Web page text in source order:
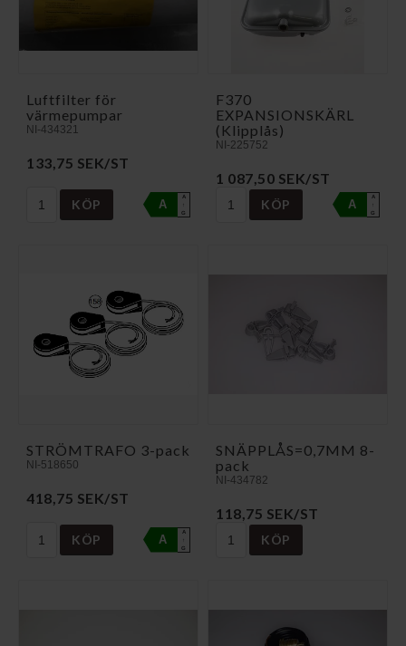
Luftfilter för
värmepumpar
NI-434321
133,75 SEK/ST
KÖP A
A
↑
G
F370
EXPANSIONSKÄRL
(Klipplås)
NI-225752
1 087,50 SEK/ST
KÖP A
A
↑
G
STRÖMTRAFO 3-pack
NI-518650
418,75 SEK/ST
KÖP A
A
↑
G
SNÄPPLÅS=0,7MM 8-
pack
NI-434782
118,75 SEK/ST
KÖP